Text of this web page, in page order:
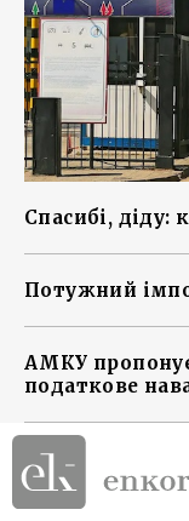
Спасибі, діду:
Потужний
АМКУ
податкове